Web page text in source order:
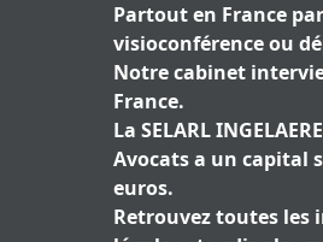
Partout en France par
visioconférence ou
Notre cabinet
France.
La SELARL
Avocats a un capital
euros.
Retrouvez toutes